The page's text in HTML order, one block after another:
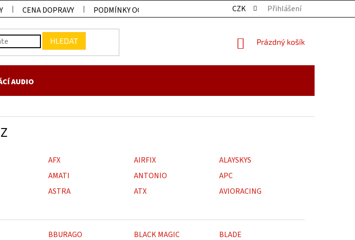
CENA DOPRAVY PODMÍNKY OCHRANY OSOBNÍCH ÚDAJŮ KONTAKTY
CZK Přihlášení
HLEDAT
NÁKUPNÍ
Prázdný košík
AUDIO
AFX AIRFIX
ALAYSKYS
AMATI ANTONIO
APC
ASTRA ATX
AVIORACING
BBURAGO BLACK MAGIC
BLADE